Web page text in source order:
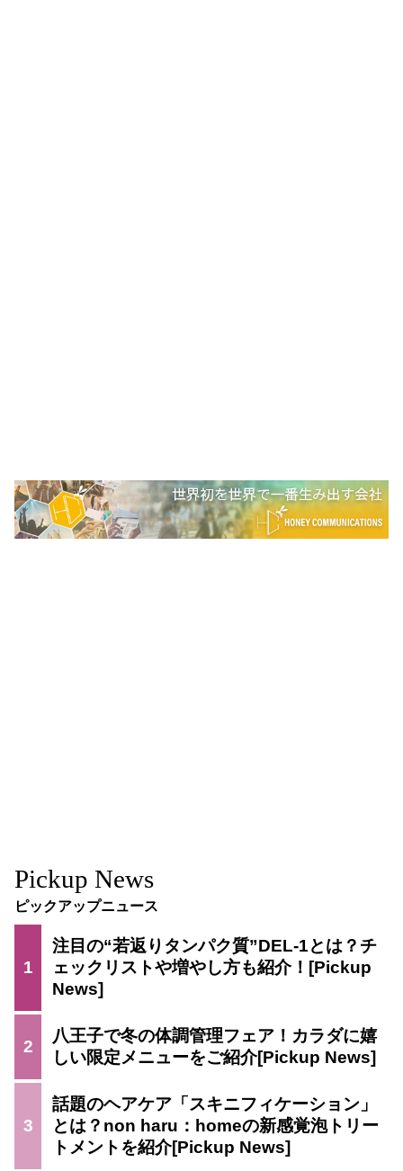
Pickup News
ピックアップニュース
1
注目の“若返りタンパク質”DEL-1とは？チ
ェックリストや増やし方も紹介！
2
八王子で冬の体調管理フェア！カラダに嬉
しい限定メニューをご紹介
3
話題のヘアケア「スキニフィケーション」
とは？non haru：homeの新感覚泡トリー
トメントを紹介